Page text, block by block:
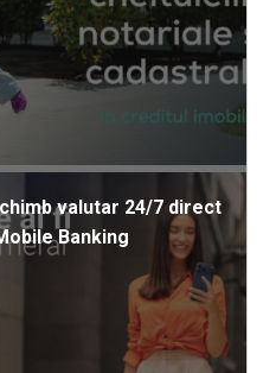
valutar 24/7 direct
Banking